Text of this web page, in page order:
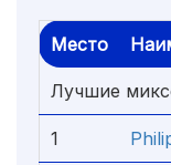
Место
Лучшие
1